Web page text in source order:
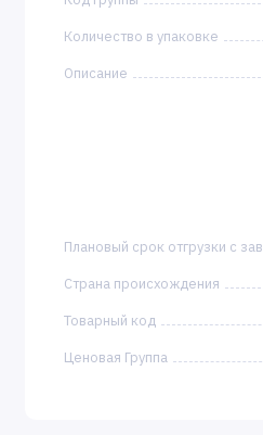
Количество в упаковке
Описание
Плановый срок отгрузки с
Страна происхождения
Товарный код
Ценовая Группа